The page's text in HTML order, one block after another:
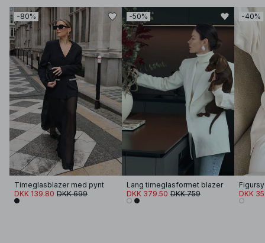
-80%
Timeglasblazer med pynt
DKK 139.80 DKK 699
-50%
Lang timeglasformet blazer
DKK 379.50 DKK 759
-40%
DKK